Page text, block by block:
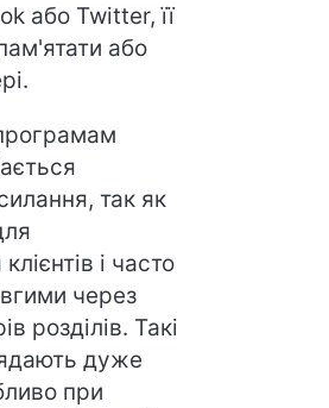
або Twitter, її
або
так як
і часто
через
розділів. Такі
дуже
при